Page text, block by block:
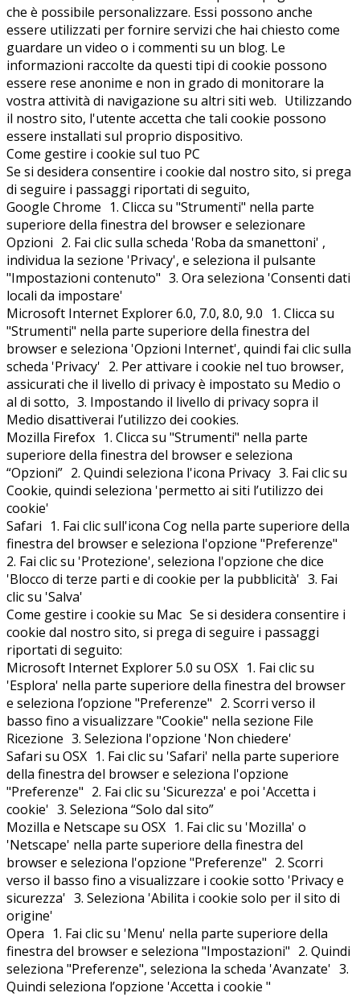
che è possibile personalizzare. Essi possono anche
essere utilizzati per fornire servizi che hai chiesto come
guardare un video o i commenti su un blog. Le
informazioni raccolte da questi tipi di cookie possono
essere rese anonime e non in grado di monitorare la
vostra attività di navigazione su altri siti web. Utilizzando
il nostro sito, l'utente accetta che tali cookie possono
essere installati sul proprio dispositivo.
Come gestire i cookie sul tuo PC
Se si desidera consentire i cookie dal nostro sito, si prega
di seguire i passaggi riportati di seguito,
Google Chrome 1. Clicca su "Strumenti" nella parte
superiore della finestra del browser e selezionare
Opzioni 2. Fai clic sulla scheda 'Roba da smanettoni' ,
individua la sezione 'Privacy', e seleziona il pulsante
"Impostazioni contenuto" 3. Ora seleziona 'Consenti dati
locali da impostare'
Microsoft Internet Explorer 6.0, 7.0, 8.0, 9.0 1. Clicca su
"Strumenti" nella parte superiore della finestra del
browser e seleziona 'Opzioni Internet', quindi fai clic sulla
scheda 'Privacy' 2. Per attivare i cookie nel tuo browser,
assicurati che il livello di privacy è impostato su Medio o
al di sotto, 3. Impostando il livello di privacy sopra il
Medio disattiverai l’utilizzo dei cookies.
Mozilla Firefox 1. Clicca su "Strumenti" nella parte
superiore della finestra del browser e seleziona
“Opzioni” 2. Quindi seleziona l'icona Privacy 3. Fai clic su
Cookie, quindi seleziona 'permetto ai siti l’utilizzo dei
cookie'
Safari 1. Fai clic sull'icona Cog nella parte superiore della
finestra del browser e seleziona l'opzione "Preferenze"
2. Fai clic su 'Protezione', seleziona l'opzione che dice
'Blocco di terze parti e di cookie per la pubblicità' 3. Fai
clic su 'Salva'
Come gestire i cookie su Mac Se si desidera consentire i
cookie dal nostro sito, si prega di seguire i passaggi
riportati di seguito:
Microsoft Internet Explorer 5.0 su OSX 1. Fai clic su
'Esplora' nella parte superiore della finestra del browser
e seleziona l’opzione "Preferenze" 2. Scorri verso il
basso fino a visualizzare "Cookie" nella sezione File
Ricezione 3. Seleziona l'opzione 'Non chiedere'
Safari su OSX 1. Fai clic su 'Safari' nella parte superiore
della finestra del browser e seleziona l'opzione
"Preferenze" 2. Fai clic su 'Sicurezza' e poi 'Accetta i
cookie' 3. Seleziona “Solo dal sito”
Mozilla e Netscape su OSX 1. Fai clic su 'Mozilla' o
'Netscape' nella parte superiore della finestra del
browser e seleziona l'opzione "Preferenze" 2. Scorri
verso il basso fino a visualizzare i cookie sotto 'Privacy e
sicurezza' 3. Seleziona 'Abilita i cookie solo per il sito di
origine'
Opera 1. Fai clic su 'Menu' nella parte superiore della
finestra del browser e seleziona "Impostazioni" 2. Quindi
seleziona "Preferenze", seleziona la scheda 'Avanzate' 3.
Quindi seleziona l’opzione 'Accetta i cookie "